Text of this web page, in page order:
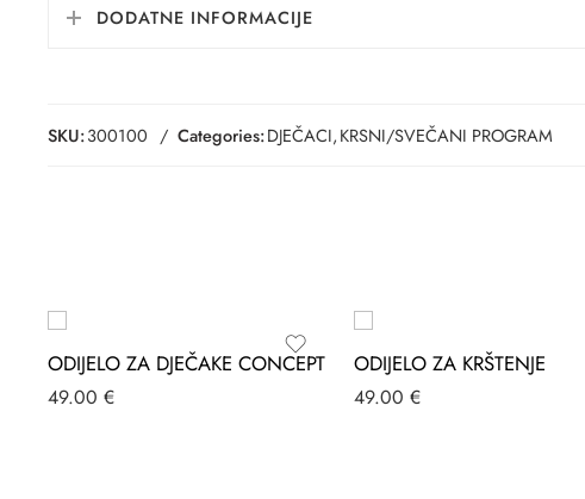
DODATNE INFORMACIJE
SKU:300100 Categories:DJEČACI,KRSNI/SVEČANI PROGRAM
ODIJELO ZA DJEČAKE CONCEPT
49.00 €
ODIJELO ZA KRŠTENJE
49.00 €